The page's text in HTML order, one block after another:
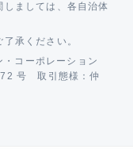
ましては、各自治体
承ください。
コーポレーション
号 取引態様：仲